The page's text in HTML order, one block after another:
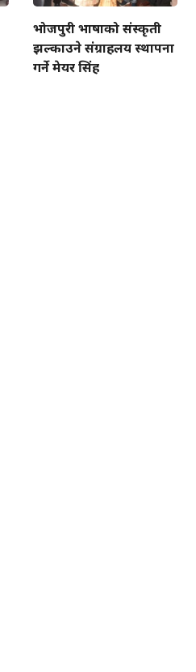
भोजपुरी भाषाको संस्कृती
झल्काउने संग्राहलय स्थापना
गर्ने मेयर सिंह